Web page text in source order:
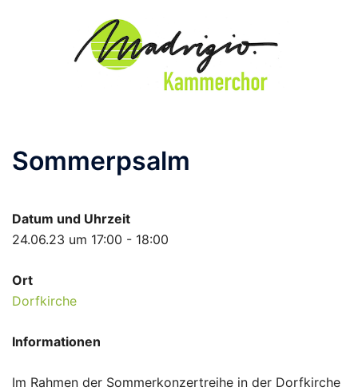
Sommerpsalm
Datum und Uhrzeit
24.06.23 um 17:00 - 18:00
Ort
Dorfkirche
Informationen
Im Rahmen der Sommerkonzertreihe in der Dorfkirche